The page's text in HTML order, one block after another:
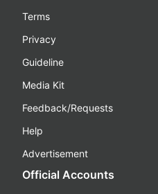
Terms
Privacy
Guideline
Media Kit
Feedback/Requests
Help
Advertisement
Official Accounts